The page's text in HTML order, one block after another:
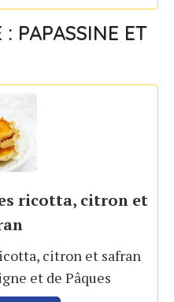
PAPASSINE ET
ricotta, citron et
citron et safran
et de Pâques